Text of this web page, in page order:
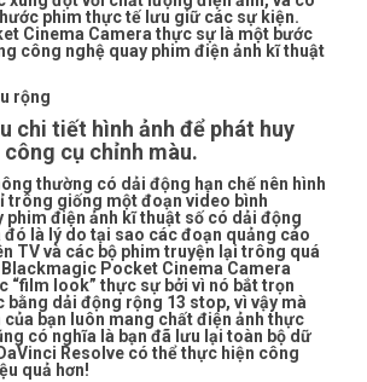
phim thực tế lưu giữ các sự kiện.
Cinema Camera thực sự là một bước
công nghệ quay phim điện ảnh kĩ thuật
rộng
chi tiết hình ảnh để phát huy
cụ chỉnh màu.
thường có dải động hạn chế nên hình
trông giống một đoạn video bình
phim điện ảnh kĩ thuật số có dải động
đó là lý do tại sao các đoạn quảng cáo
TV và các bộ phim truyện lại trông quá
Blackmagic Pocket Cinema Camera
“film look” thực sự bởi vì nó bắt trọn
bằng dải động rộng 13 stop, vì vậy mà
bạn luôn mang chất điện ảnh thực
có nghĩa là bạn đã lưu lại toàn bộ dữ
Resolve có thể thực hiện công
quả hơn!